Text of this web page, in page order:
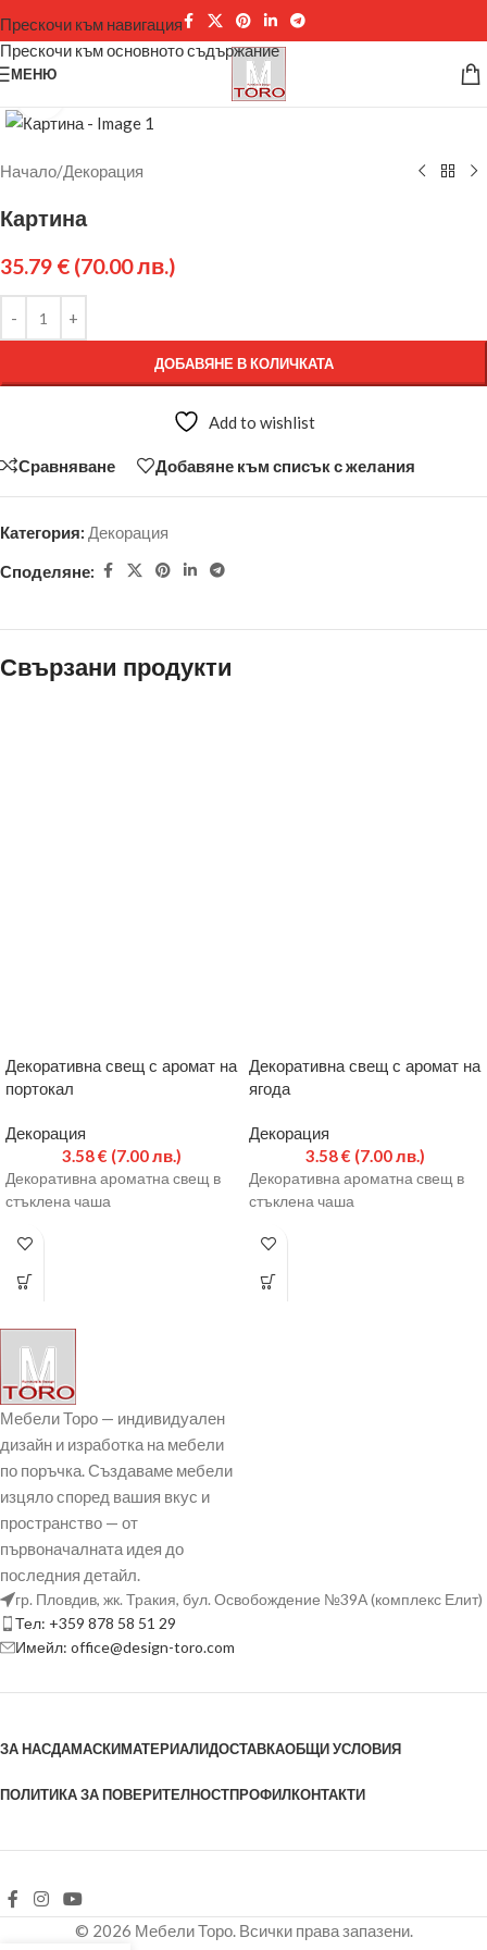
Прескочи към навигация
Прескочи към основното съдържание
МЕНЮ
Щракнете за уголемяване
Начало/Декорация
Картина
35.79 € (70.00 лв.)
ДОБАВЯНЕ В КОЛИЧКАТА
Add to wishlist
Сравняване Добавяне към списък с желания
Категория: Декорация
Споделяне:
Свързани продукти
Декоративна свещ с аромат на
портокал
Декорация
3.58€ (7.00 лв.)
Декоративна ароматна свещ в
стъклена чаша
Декоративна свещ с аромат на
ягода
Декорация
3.58€ (7.00 лв.)
Декоративна ароматна свещ в
стъклена чаша
Мебели Торо — индивидуален
дизайн и изработка на мебели
по поръчка. Създаваме мебели
изцяло според вашия вкус и
пространство — от
първоначалната идея до
последния детайл.
гр. Пловдив, жк. Тракия, бул. Освобождение №39А (комплекс Елит)
Тел: +359 878 58 51 29
Имейл: office@design-toro.com
ЗА НАСДАМАСКИМАТЕРИАЛИДОСТАВКАОБЩИ УСЛОВИЯ
ПОЛИТИКА ЗА ПОВЕРИТЕЛНОСТПРОФИЛКОНТАКТИ
© 2026 Мебели Торо. Всички права запазени.